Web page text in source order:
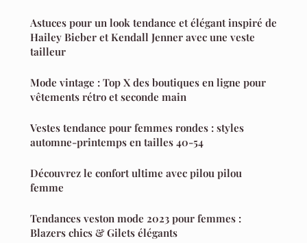
Astuces pour un look tendance et élégant inspiré de
Hailey Bieber et Kendall Jenner avec une veste
tailleur
Mode vintage : Top X des boutiques en ligne pour
vêtements rétro et seconde main
Vestes tendance pour femmes rondes : styles
automne-printemps en tailles 40-54
Découvrez le confort ultime avec pilou pilou
femme
Tendances veston mode 2023 pour femmes :
Blazers chics & Gilets élégants